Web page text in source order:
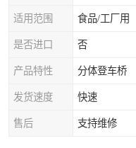
适用范围 食品/工厂用
是否进口 否
产品特性 分体登车桥
发货速度 快速
售后 支持维修